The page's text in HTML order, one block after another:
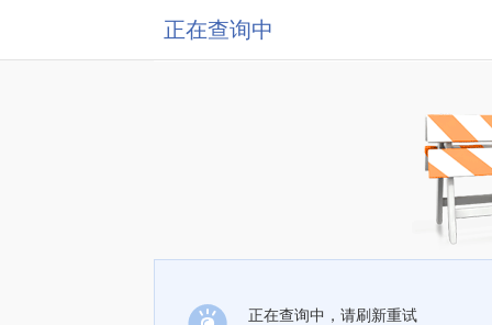
正在查询中
正在查询中，请刷新重试